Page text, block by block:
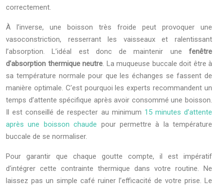
correctement.
À l’inverse, une boisson très froide peut provoquer une
vasoconstriction, resserrant les vaisseaux et ralentissant
l’absorption. L’idéal est donc de maintenir une fenêtre
d’absorption thermique neutre. La muqueuse buccale doit être à
sa température normale pour que les échanges se fassent de
manière optimale. C’est pourquoi les experts recommandent un
temps d’attente spécifique après avoir consommé une boisson.
Il est conseillé de respecter au minimum 15 minutes d’attente
après une boisson chaude pour permettre à la température
buccale de se normaliser.
Pour garantir que chaque goutte compte, il est impératif
d’intégrer cette contrainte thermique dans votre routine. Ne
laissez pas un simple café ruiner l’efficacité de votre prise. Le